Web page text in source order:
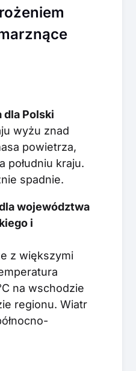
dla Polski
wyżu znad
powietrza,
południu kraju.
spadnie.
województwa
i
z większymi
na wschodzie
regionu. Wiatr